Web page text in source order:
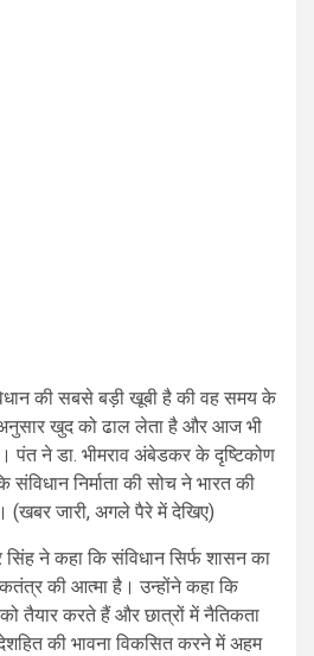
की सबसे बड़ी खूबी है की वह समय के
खुद को ढाल लेता है और आज भी
पंत ने डा. भीमराव अंबेडकर के दृष्टिकोण
निर्माता की सोच ने भारत की
(खबर जारी, अगले पैरे में देखिए)
ने कहा कि संविधान सिर्फ शासन का
की आत्मा है। उन्होंने कहा कि
को तैयार करते हैं और छात्रों में नैतिकता
की भावना विकसित करने में अहम